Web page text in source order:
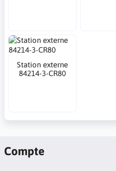
Station externe
84214-3-CR80
Compte